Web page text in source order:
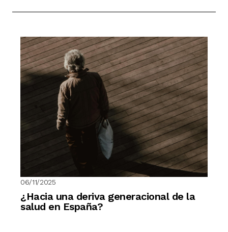
06/11/2025
¿Hacia una deriva generacional de la
salud en España?